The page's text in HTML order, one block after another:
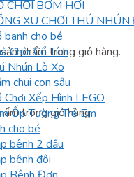
phẩm trong giỏ hàng.
trong giỏ hàng.
CHƠI BƠM HƠI
XU CHƠI THÚ NHÚN
banh cho bé
Chòi Cổ Tích
Nhún Lò Xo
chui con sâu
Xếp Hình LEGO
Ốp Tường Trẻ Em
cho bé
bênh 2 đầu
bênh đôi